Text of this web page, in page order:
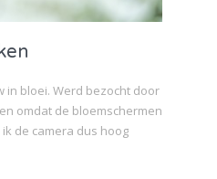
in bloei. Werd bezocht door
omdat de bloemschermen
de camera dus hoog